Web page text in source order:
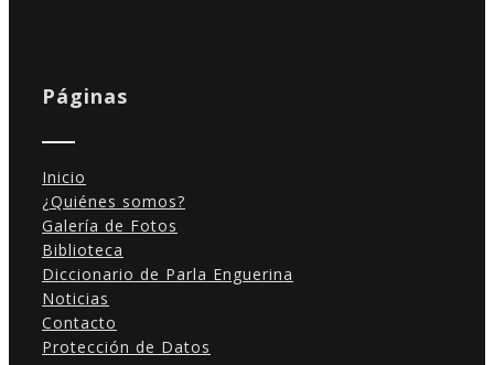
Páginas
Inicio
¿Quiénes somos?
Galería de Fotos
Biblioteca
Diccionario de Parla Enguerina
Noticias
Contacto
Protección de Datos